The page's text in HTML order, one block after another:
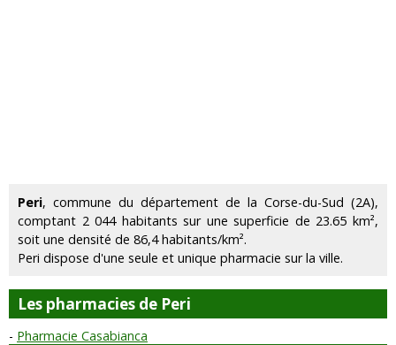
Peri, commune du département de la Corse-du-Sud (2A),
comptant 2 044 habitants sur une superficie de 23.65 km²,
soit une densité de 86,4 habitants/km².
Peri dispose d'une seule et unique pharmacie sur la ville.
Les pharmacies de Peri
Pharmacie Casabianca